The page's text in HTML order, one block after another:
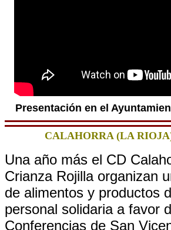
Presentación en el
CALAHORRA (LA
Una año más el CD
Crianza Rojilla organizan
de alimentos y productos
personal solidaria a favor
Conferencias de San